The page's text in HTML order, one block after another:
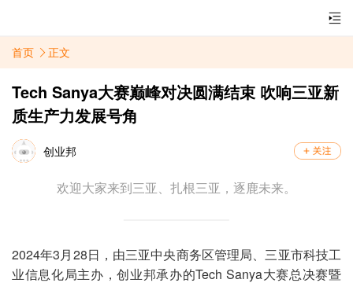
首页 正文
Tech Sanya大赛巅峰对决圆满结束 吹响三亚新
质生产力发展号角
创业邦
欢迎大家来到三亚、扎根三亚，逐鹿未来。
2024年3月28日，由三亚中央商务区管理局、三亚市科技工
业信息化局主办，创业邦承办的Tech Sanya大赛总决赛暨